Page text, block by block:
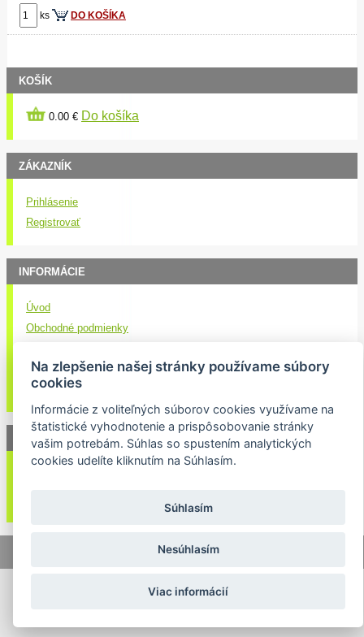
ks
DO KOŠÍKA
KOŠÍK
0.00 € Do košíka
ZÁKAZNÍK
Prihlásenie
Registrovať
INFORMÁCIE
Úvod
Obchodné podmienky
Doručenie nákupu
Ochrana osobných údajov
NEWSLETTER
Mapa stránok|
Na zlepšenie našej stránky používame súbory
cookies
Informácie z voliteľných súborov cookies využívame na
štatistické vyhodnotenie a prispôsobovanie stránky
vašim potrebám. Súhlas so spustením analytických
cookies udelíte kliknutím na Súhlasím.
Súhlasím
Nesúhlasím
Viac informácií